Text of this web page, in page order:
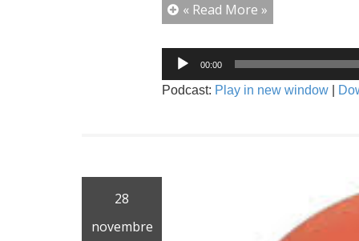
« Read More »
Lecteur
audio
00:00
Podcast: Play in new window
28
novembre